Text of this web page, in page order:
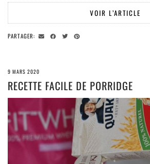
VOIR L’ARTICLE
PARTAGER:
9 MARS 2020
RECETTE FACILE DE PORRIDGE